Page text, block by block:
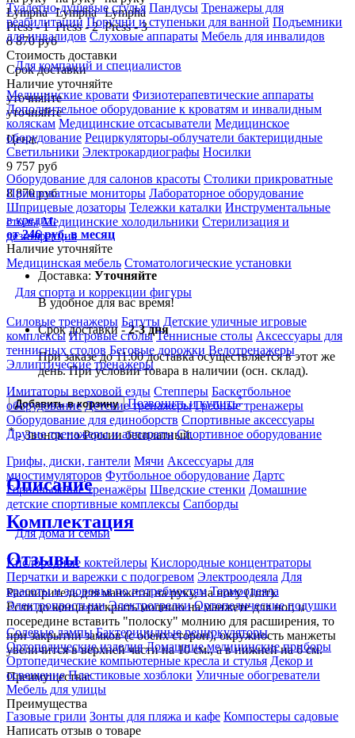
Туалетно-душевые стулья Пандусы Тренажеры для
реабилитации Поручни и ступеньки для ванной Подъемники
для инвалидов Слуховые аппараты Мебель для инвалидов
Для компаний и специалистов
Медицинские кровати Физиотерапевтические аппараты
Дополнительное оборудование к кроватям и инвалидным
коляскам Медицинские отсасыватели Медицинское
оборудование Рециркуляторы-облучатели бактерицидные
Светильники Электрокардиографы Носилки
Оборудование для салонов красоты Столики прикроватные
Прикроватные мониторы Лабораторное оборудование
Шприцевые дозаторы Тележки каталки Инструментальные
столы Медицинские холодильники Стерилизация и
дезинфекция
Медицинская мебель Стоматологические установки
Для спорта и коррекции фигуры
Силовые тренажеры Батуты Детские уличные игровые
комплексы Игровые столы Теннисные столы Аксессуары для
теннисных столов Беговые дорожки Велотренажеры
Эллиптические тренажеры
Имитаторы верховой езды Степперы Баскетбольное
оборудование Детские тренажеры Гребные тренажеры
Оборудование для единоборств Спортивные аксессуары
Другие тренажеры и аппараты Спортивное оборудование
Грифы, диски, гантели Мячи Аксессуары для
миостимуляторов Футбольное оборудование Дартс
Горнолыжные тренажёры Шведские стенки Домашние
детские спортивные комплексы Сапборды
Для дома и семьи
Кислородные коктейлеры Кислородные концентраторы
Перчатки и варежки с подогревом Электроодеяла Для
красоты и здоровья по потребностям Термоодеяла
Электропростыни Электрогрелки Ортопедические подушки
Солевые лампы Бактерицидные рециркуляторы
Ортопедические изделия Домашние медицинские приборы
Ортопедические компьютерные кресла и стулья Декор и
освещение Пластиковые хозблоки Уличные обогреватели
Мебель для улицы
Газовые грили Зонты для пляжа и кафе Компостеры садовые
8 870 руб
Стоимость доставки
Срок доставки
Наличие уточняйте
уточняйте
уточняйте
Цена:
9 757 руб
8 870руб
в кредит:
от 246 руб. в месяц
Наличие уточняйте
Доставка: Уточняйте
В удобное для вас время!
Срок доставки -2-3 дня
При заказе до 11:00 доставка осуществляется в этот же
день. При условии товара в наличии (осн. склад).
Добавить в корзину Позвонить и купить*
*- Звонок по России бесплатный.
Описание
Комплектация
Отзывы
Расширитель для манжеты на руку, на ногу (1шт).
Если до конца раскрыть молнию на манжете для ног, и
посередине вставить "полоску" молнию для расширения, то
при закрытии замков (с обеих сторон), окружность манжеты
увеличится в верхней части на 10 см., а в нижней на 6 см.
Преимущества:
Преимущества
Написать отзыв о товаре